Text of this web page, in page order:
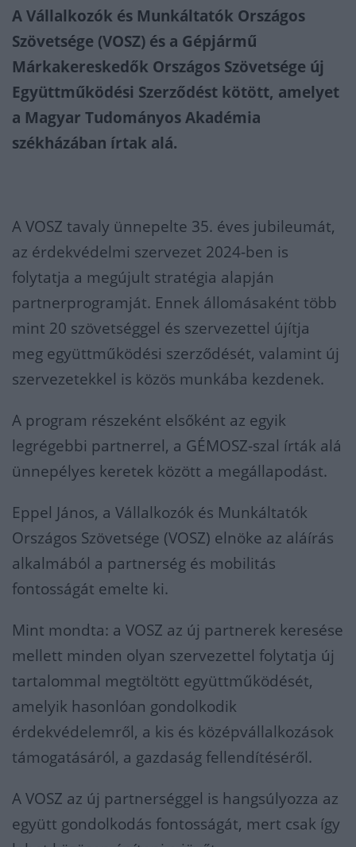
A Vállalkozók és Munkáltatók Országos
Szövetsége (VOSZ) és a Gépjármű
Márkakereskedők Országos Szövetsége új
Együttműködési Szerződést kötött, amelyet
a Magyar Tudományos Akadémia
székházában írtak alá.
A VOSZ tavaly ünnepelte 35. éves jubileumát,
az érdekvédelmi szervezet 2024-ben is
folytatja a megújult stratégia alapján
partnerprogramját. Ennek állomásaként több
mint 20 szövetséggel és szervezettel újítja
meg együttműködési szerződését, valamint új
szervezetekkel is közös munkába kezdenek.
A program részeként elsőként az egyik
legrégebbi partnerrel, a GÉMOSZ-szal írták alá
ünnepélyes keretek között a megállapodást.
Eppel János, a Vállalkozók és Munkáltatók
Országos Szövetsége (VOSZ) elnöke az aláírás
alkalmából a partnerség és mobilitás
fontosságát emelte ki.
Mint mondta: a VOSZ az új partnerek keresése
mellett minden olyan szervezettel folytatja új
tartalommal megtöltött együttműködését,
amelyik hasonlóan gondolkodik
érdekvédelemről, a kis és középvállalkozások
támogatásáról, a gazdaság fellendítéséről.
A VOSZ az új partnerséggel is hangsúlyozza az
együtt gondolkodás fontosságát, mert csak így